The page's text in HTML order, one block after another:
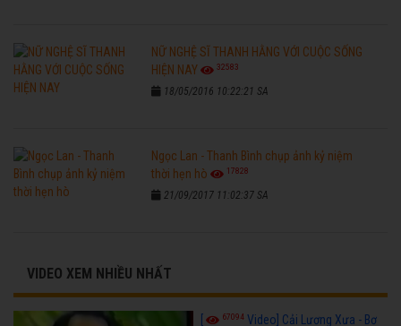
NỮ NGHỆ SĨ THANH HẰNG VỚI CUỘC SỐNG
HIỆN NAY
32583
18/05/2016 10:22:21 SA
Ngọc Lan - Thanh Bình chụp ảnh kỷ niệm
thời hẹn hò
17828
21/09/2017 11:02:37 SA
VIDEO XEM NHIỀU NHẤT
[ 67094 Video] Cải Lương Xưa - Bơ